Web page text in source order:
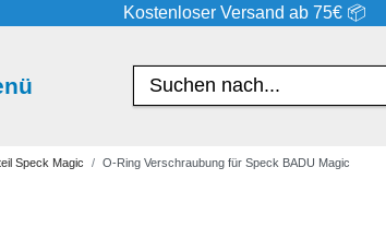
Kostenloser Versand ab 75€ 📦
Speck Magic O-Ring Verschraubung für Speck BADU Magic